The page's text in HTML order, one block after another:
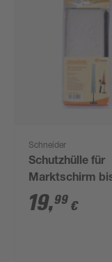
Schneider
Schutzhülle für
Marktschirm
250 cm
19,99 €